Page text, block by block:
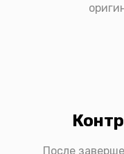
После